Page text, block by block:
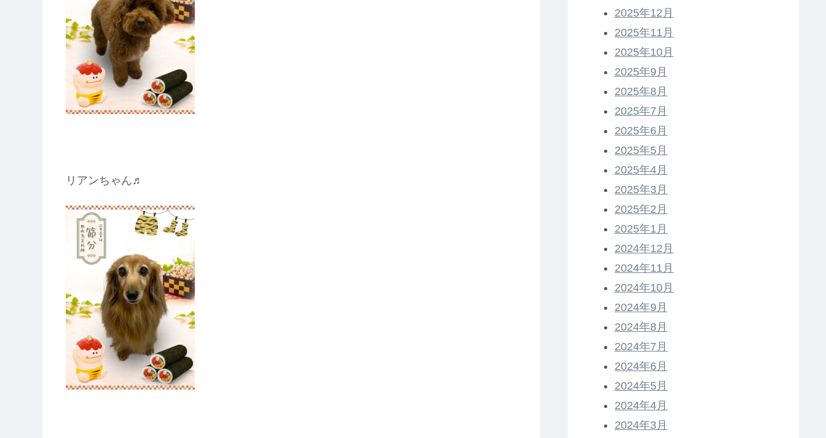
リアンちゃん♬
2025年12月
2025年11月
2025年10月
2025年9月
2025年8月
2025年7月
2025年6月
2025年5月
2025年4月
2025年3月
2025年2月
2025年1月
2024年12月
2024年11月
2024年10月
2024年9月
2024年8月
2024年7月
2024年6月
2024年5月
2024年4月
2024年3月